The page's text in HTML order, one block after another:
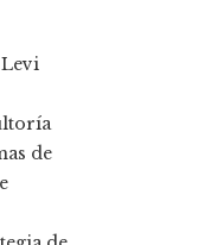
Levi
de